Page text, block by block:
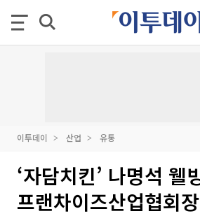
이투데이 산업 유통
‘자담치킨’ 나명석 웰
프랜차이즈산업협회